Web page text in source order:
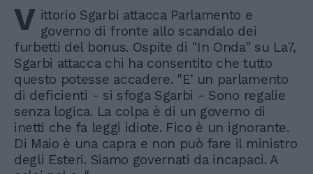
V ittorio Sgarbi attacca Parlamento e
governo di fronte allo scandalo dei
furbetti del bonus. Ospite di "In Onda" su La7,
Sgarbi attacca chi ha consentito che tutto
questo potesse accadere. "E' un parlamento
di deficienti - si sfoga Sgarbi - Sono regalie
senza logica. La colpa è di un governo di
inetti che fa leggi idiote. Fico è un ignorante.
Di Maio è una capra e non può fare il ministro
degli Esteri. Siamo governati da incapaci. A